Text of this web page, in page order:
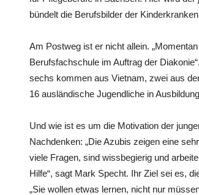
bündelt die Berufsbilder der
Am Postweg ist er nicht allein.
Berufsfachschule im Auftrag der
sechs kommen aus Vietnam, zwei aus
16 ausländische Jugendliche in
Und wie ist es um die Motivation der
Nachdenken: „Die Azubis zeigen eine
viele Fragen, sind wissbegierig und
Hilfe“, sagt Mark Specht. Ihr Ziel sei es,
„Sie wollen etwas lernen, nicht nur